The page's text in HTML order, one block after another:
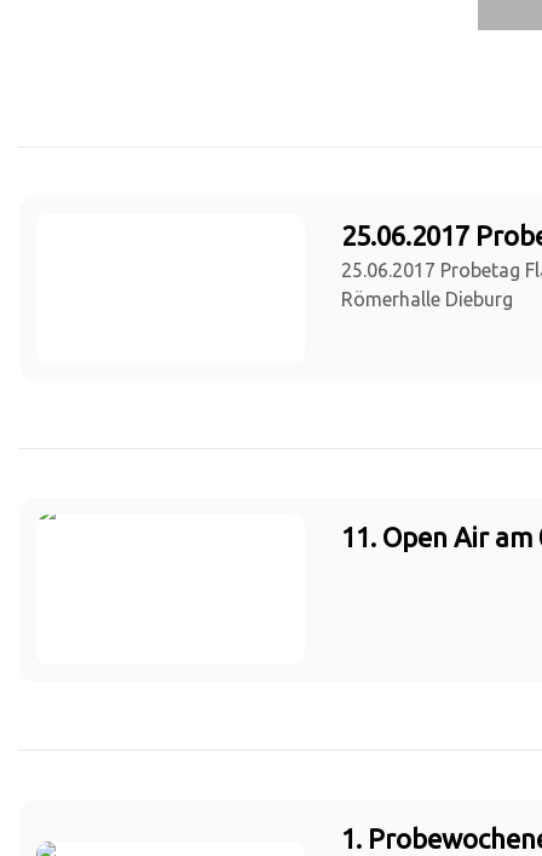
25.06.2017
25.06.2017 Probetag
Römerhalle Dieburg
11. Open Air am
1.